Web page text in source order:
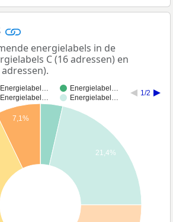
energielabels in de
C (16 adressen) en
Energielabel…
Energielabel…
Energielabel… Energielabel…
1/2
21,4%
7,1%